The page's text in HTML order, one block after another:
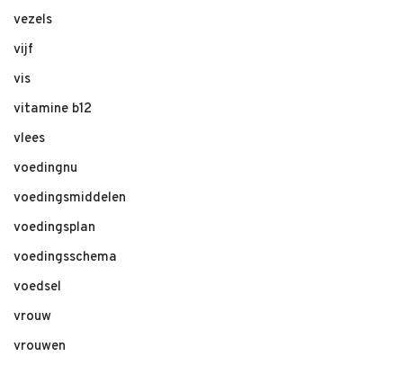
vezels
vijf
vis
vitamine b12
vlees
voedingnu
voedingsmiddelen
voedingsplan
voedingsschema
voedsel
vrouw
vrouwen